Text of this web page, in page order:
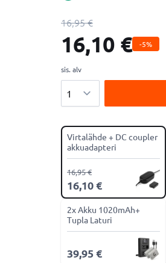
16,95 €
16,10 € -5%
sis. alv
Virtalähde + DC coupler
akkuadapteri
16,10 €
16,95 €
2x Akku 1020mAh+
Tupla Laturi
39,95 €